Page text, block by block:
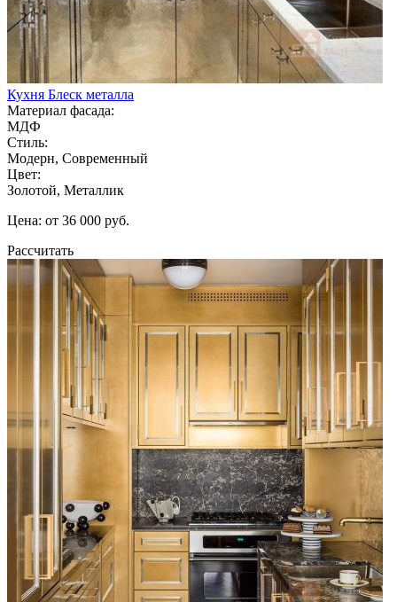
Кухня Блеск металла
Материал фасада:
МДФ
Стиль:
Модерн, Современный
Цвет:
Золотой, Металлик
Цена: от 36 000 руб.
Рассчитать